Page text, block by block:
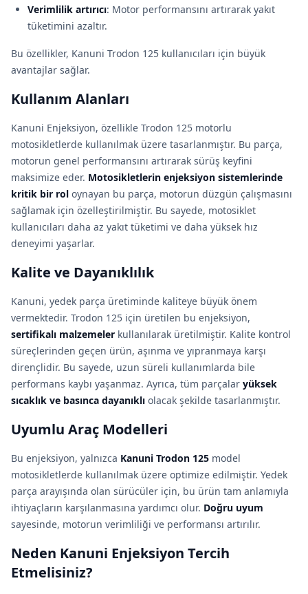
Verimlilik artırıcı: Motor performansını artırarak yakıt
tüketimini azaltır.
Bu özellikler, Kanuni Trodon 125 kullanıcıları için büyük
avantajlar sağlar.
Kullanım Alanları
Kanuni Enjeksiyon, özellikle Trodon 125 motorlu
motosikletlerde kullanılmak üzere tasarlanmıştır. Bu parça,
motorun genel performansını artırarak sürüş keyfini
maksimize eder. Motosikletlerin enjeksiyon sistemlerinde
kritik bir rol oynayan bu parça, motorun düzgün çalışmasını
sağlamak için özelleştirilmiştir. Bu sayede, motosiklet
kullanıcıları daha az yakıt tüketimi ve daha yüksek hız
deneyimi yaşarlar.
Kalite ve Dayanıklılık
Kanuni, yedek parça üretiminde kaliteye büyük önem
vermektedir. Trodon 125 için üretilen bu enjeksiyon,
sertifikalı malzemeler kullanılarak üretilmiştir. Kalite kontrol
süreçlerinden geçen ürün, aşınma ve yıpranmaya karşı
dirençlidir. Bu sayede, uzun süreli kullanımlarda bile
performans kaybı yaşanmaz. Ayrıca, tüm parçalar yüksek
sıcaklık ve basınca dayanıklı olacak şekilde tasarlanmıştır.
Uyumlu Araç Modelleri
Bu enjeksiyon, yalnızca Kanuni Trodon 125 model
motosikletlerde kullanılmak üzere optimize edilmiştir. Yedek
parça arayışında olan sürücüler için, bu ürün tam anlamıyla
ihtiyaçların karşılanmasına yardımcı olur. Doğru uyum
sayesinde, motorun verimliliği ve performansı artırılır.
Neden Kanuni Enjeksiyon Tercih
Etmelisiniz?